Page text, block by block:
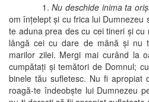
1.Nu deschide inima ta
om înţelept şi cu frica lui Dumnezeu
te aduna prea des cu cei tineri şi
lângă cei cu dare de mână şi nu
marilor zilei. Mergi mai curând la
cumpătaţi şi temători de Domnul;
binele tău sufletesc. Nu fi apropiat
roagă-te îndeobşte lui Dumnezeu